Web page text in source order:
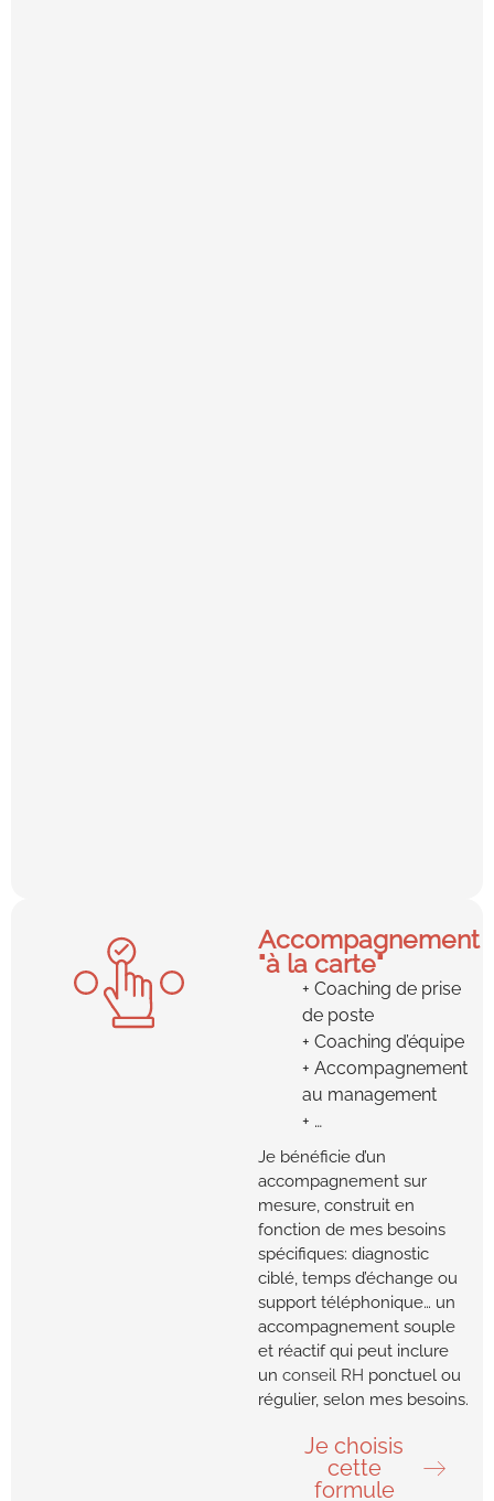
Accompagnement
"à la carte"
Coaching de prise
de poste
Coaching d’équipe
Accompagnement
au management
…
Je bénéficie d’un
accompagnement sur
mesure, construit en
fonction de mes besoins
spécifiques: diagnostic
ciblé, temps d’échange ou
support téléphonique… un
accompagnement souple
et réactif qui peut inclure
un conseil RH ponctuel ou
régulier, selon mes besoins.
Je choisis
cette
formule